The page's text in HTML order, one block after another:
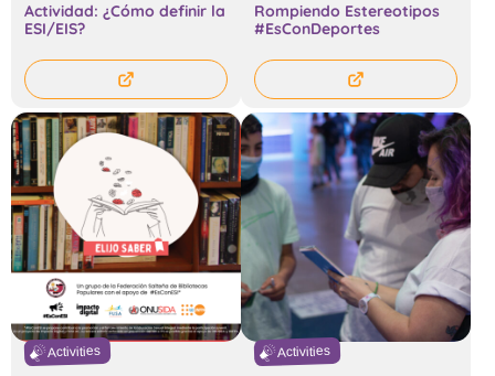
Actividad: ¿Cómo definir la
ESI/EIS?
Rompiendo Estereotipos
#EsConDeportes
Activities Activities